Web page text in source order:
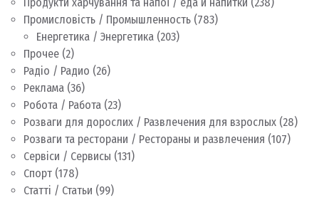
Промисловість / Промышленность (783)
Енергетика / Энергетика (203)
Прочее (2)
Радіо / Радио (26)
Реклама (36)
Робота / Работа (23)
Розваги для дорослих / Развлечения для взрослых (28)
Розваги та ресторани / Рестораны и развлечения (107)
Сервіси / Сервисы (131)
Спорт (178)
Статті / Статьи (99)